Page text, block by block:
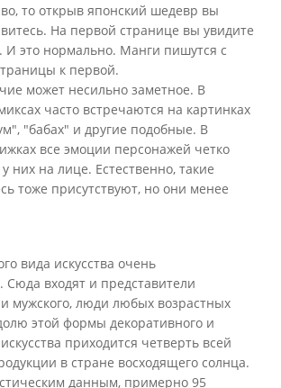
то открыв японский шедевр вы
На первой странице вы увидите
И это нормально. Манги пишутся с
к первой.
может несильно заметное. В
часто встречаются на картинках
"бабах" и другие подобные. В
все эмоции персонажей четко
них на лице. Естественно, такие
тоже присутствуют, но они менее
вида искусства очень
Сюда входят и представители
мужского, люди любых возрастных
этой формы декоративного и
приходится четверть всей
в стране восходящего солнца.
данным, примерно 95